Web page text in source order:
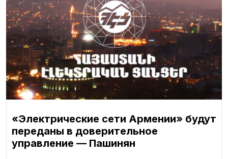
«Электрические сети Армении» будут
переданы в доверительное
управление — Пашинян